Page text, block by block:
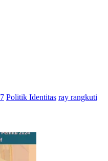
Politik Identitas ray rangkuti